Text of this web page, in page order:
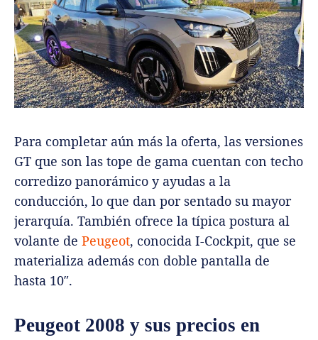
Para completar aún más la oferta, las versiones
GT que son las tope de gama cuentan con techo
corredizo panorámico y ayudas a la
conducción, lo que dan por sentado su mayor
jerarquía. También ofrece la típica postura al
volante de Peugeot, conocida I-Cockpit, que se
materializa además con doble pantalla de
hasta 10″.
Peugeot 2008 y sus precios en